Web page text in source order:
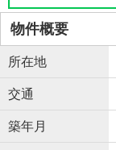
物件概要
所在地
交通
築年月